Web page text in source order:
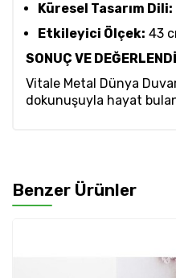
Küresel Tasarım Dili:
Etkileyici Ölçek: 43
SONUÇ VE
Vitale Metal Dünya
dokunuşuyla hayat
Benzer Ürünler